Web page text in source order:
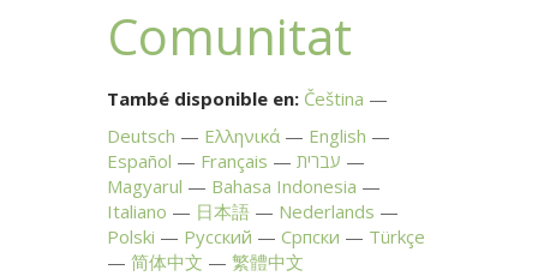
Comunitat
També disponible en: Čeština
Deutsch
Ελληνικά
English
Español
Français
עברית
Magyarul
Bahasa Indonesia
Italiano
日本語
Nederlands
Polski
Русский Српски
Türkçe
简体中文
繁體中文